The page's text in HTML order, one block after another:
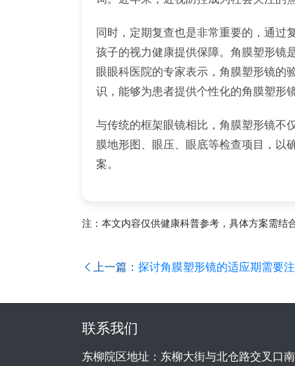
同时，定期复查也是非常重要的，通过
孩子的视力健康提供保障。角膜塑形镜
眼眼科医院的专家表示，角膜塑形镜的
识，能够为患者提供个性化的角膜塑形
与传统的框架眼镜相比，角膜塑形镜不
膜地形图、眼压、眼底等检查项目，以
案。
注：本文内容仅供健康科普参考，具体方案需结
上一篇： 探讨角膜塑形镜的适应期需要
联系我们
东柳院区地址：东柳大街与北仓路交叉口